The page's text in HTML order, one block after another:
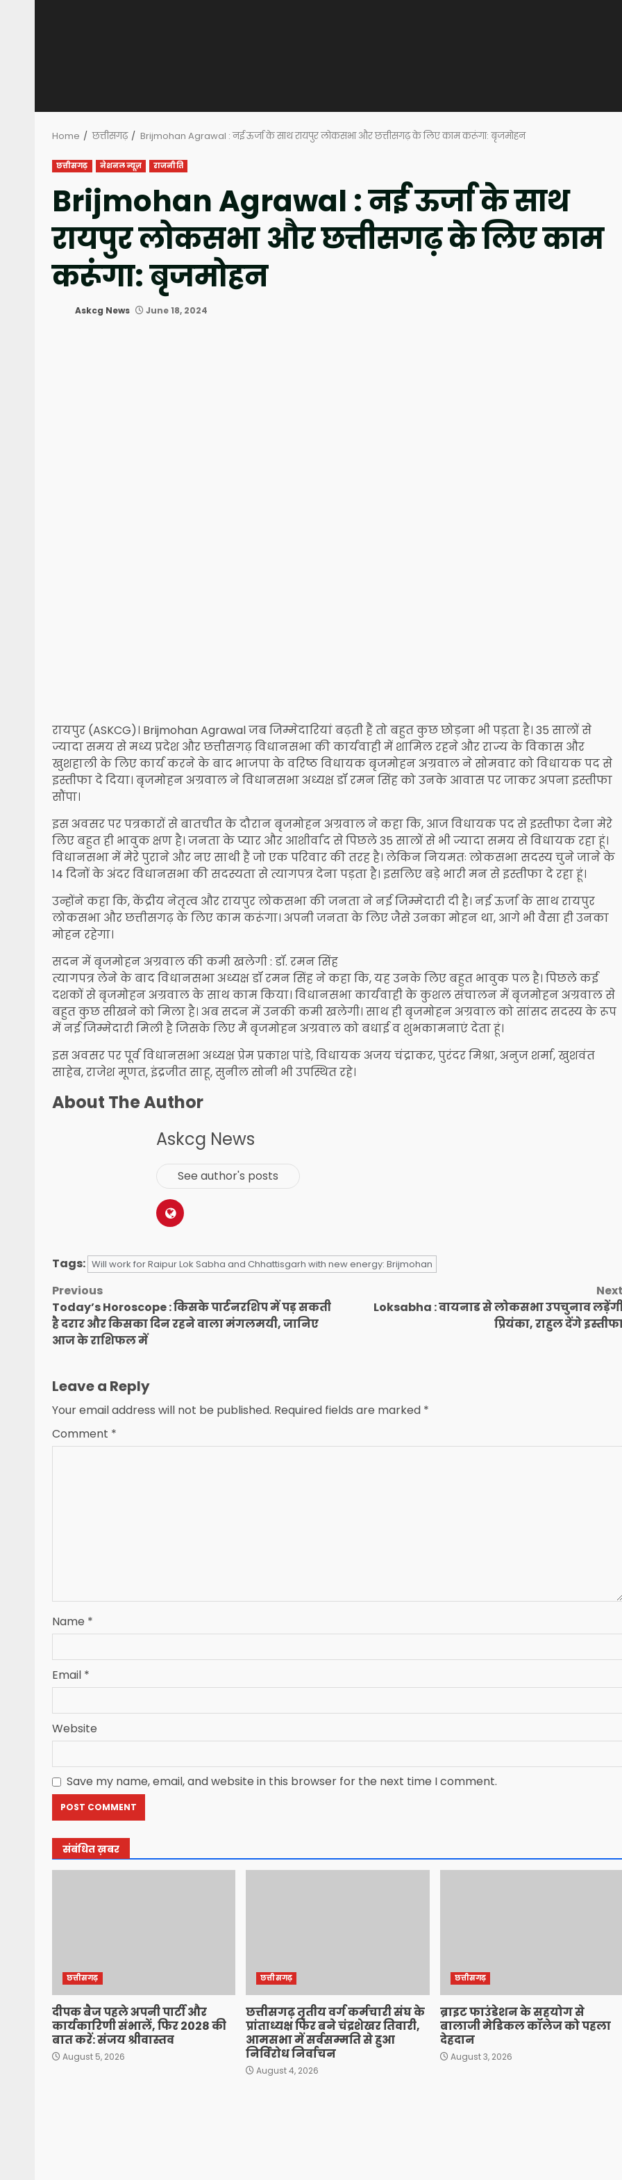
Home छत्तीसगढ़ Brijmohan Agrawal : नई ऊर्जा के साथ रायपुर लोकसभा और छत्तीसगढ़ के लिए काम करूंगा: बृजमोहन
छत्तीसगढ़ नेशनल न्यूज़ राजनीति
Brijmohan Agrawal : नई ऊर्जा के साथ
रायपुर लोकसभा और छत्तीसगढ़ के लिए काम
करूंगा: बृजमोहन
Askcg News June 18, 2024
रायपुर (ASKCG)। Brijmohan Agrawal जब जिम्मेदारियां बढ़ती हैं तो बहुत कुछ छोड़ना भी पड़ता है। 35 सालों से
ज्यादा समय से मध्य प्रदेश और छत्तीसगढ़ विधानसभा की कार्यवाही में शामिल रहने और राज्य के विकास और
खुशहाली के लिए कार्य करने के बाद भाजपा के वरिष्ठ विधायक बृजमोहन अग्रवाल ने सोमवार को विधायक पद से
इस्तीफा दे दिया। बृजमोहन अग्रवाल ने विधानसभा अध्यक्ष डॉ रमन सिंह को उनके आवास पर जाकर अपना इस्तीफा
सौंपा।
इस अवसर पर पत्रकारों से बातचीत के दौरान बृजमोहन अग्रवाल ने कहा कि, आज विधायक पद से इस्तीफा देना मेरे
लिए बहुत ही भावुक क्षण है। जनता के प्यार और आशीर्वाद से पिछले 35 सालों से भी ज्यादा समय से विधायक रहा हूं।
विधानसभा में मेरे पुराने और नए साथी हैं जो एक परिवार की तरह है। लेकिन नियमतः लोकसभा सदस्य चुने जाने के
14 दिनों के अंदर विधानसभा की सदस्यता से त्यागपत्र देना पड़ता है। इसलिए बड़े भारी मन से इस्तीफा दे रहा हूं।
उन्होंने कहा कि, केंद्रीय नेतृत्व और रायपुर लोकसभा की जनता ने नई जिम्मेदारी दी है। नई ऊर्जा के साथ रायपुर
लोकसभा और छत्तीसगढ़ के लिए काम करूंगा। अपनी जनता के लिए जैसे उनका मोहन था, आगे भी वैसा ही उनका
मोहन रहेगा।
सदन में बृजमोहन अग्रवाल की कमी खलेगी : डॉ. रमन सिंह
त्यागपत्र लेने के बाद विधानसभा अध्यक्ष डॉ रमन सिंह ने कहा कि, यह उनके लिए बहुत भावुक पल है। पिछले कई
दशकों से बृजमोहन अग्रवाल के साथ काम किया। विधानसभा कार्यवाही के कुशल संचालन में बृजमोहन अग्रवाल से
बहुत कुछ सीखने को मिला है। अब सदन में उनकी कमी खलेगी। साथ ही बृजमोहन अग्रवाल को सांसद सदस्य के रूप
में नई जिम्मेदारी मिली है जिसके लिए मैं बृजमोहन अग्रवाल को बधाई व शुभकामनाएं देता हूं।
इस अवसर पर पूर्व विधानसभा अध्यक्ष प्रेम प्रकाश पांडे, विधायक अजय चंद्राकर, पुरंदर मिश्रा, अनुज शर्मा, खुशवंत
साहेब, राजेश मूणत, इंद्रजीत साहू, सुनील सोनी भी उपस्थित रहे।
About The Author
Askcg News
See author's posts
Tags: Will work for Raipur Lok Sabha and Chhattisgarh with new energy: Brijmohan
Post
navigation
Previous
Today’s Horoscope : किसके पार्टनरशिप में पड़ सकती
है दरार और किसका दिन रहने वाला मंगलमयी, जानिए
आज के राशिफल में
Loksabha : वायनाड से लोकसभा उपचुनाव
प्रियंका, राहुल देंगे
Leave a Reply
Your email address will not be published. Required fields are marked *
Comment *
Name *
Email *
Website
Save my name, email, and website in this browser for the next time I comment.
संबंधित ख़बर
छत्तीसगढ़
दीपक बैज पहले अपनी पार्टी और
कार्यकारिणी संभालें, फिर 2028 की
बात करें: संजय श्रीवास्तव
August 5, 2026
छत्तीसगढ़
छत्तीसगढ़ तृतीय वर्ग कर्मचारी संघ के
प्रांताध्यक्ष फिर बने चंद्रशेखर तिवारी,
आमसभा में सर्वसम्मति से हुआ
निर्विरोध निर्वाचन
August 4, 2026
छत्तीसगढ़
ब्राइट फाउंडेशन के सहयोग से
बालाजी मेडिकल कॉलेज को पहला
देहदान
August 3, 2026